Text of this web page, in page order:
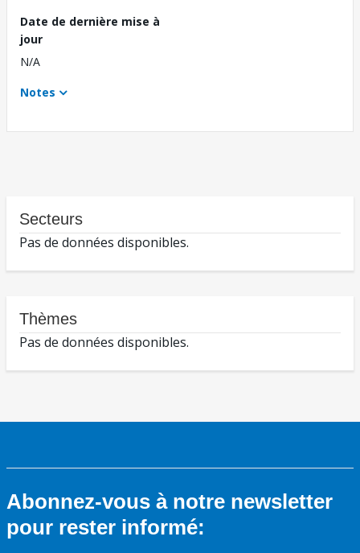
Date de dernière mise à
jour
N/A
Notes
Secteurs
Pas de données disponibles.
Thèmes
Pas de données disponibles.
Abonnez-vous à notre newsletter
pour rester informé: